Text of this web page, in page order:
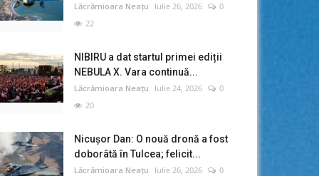
Lăcrămioara Neațu Iulie 26, 2026
0
22
NIBIRU a dat startul primei ediții
NEBULA X. Vara continuă...
Lăcrămioara Neațu Iulie 24, 2026
0
20
Nicușor Dan: O nouă dronă a fost
doborâtă în Tulcea; felicit...
Lăcrămioara Neațu Iulie 26, 2026
0